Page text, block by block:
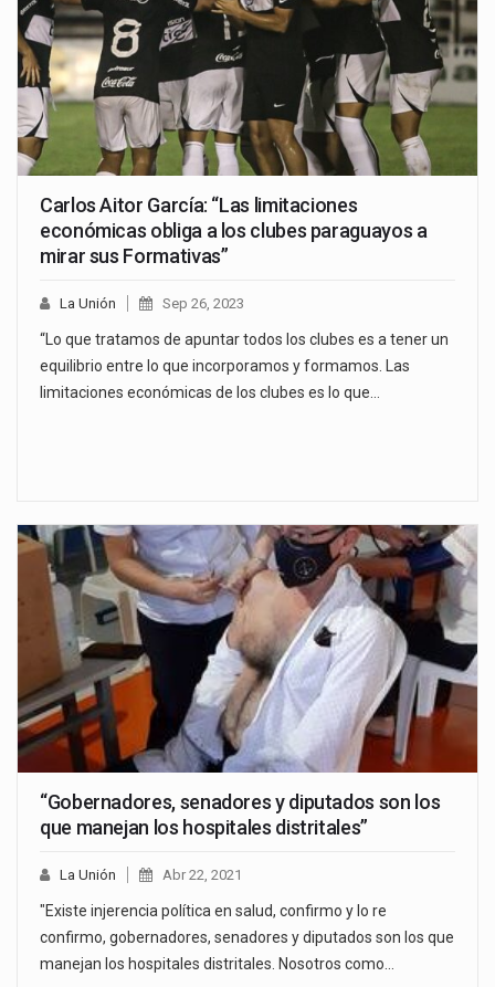
Carlos Aitor García: “Las limitaciones
económicas obliga a los clubes paraguayos a
mirar sus Formativas”
La Unión Sep 26, 2023
“Lo que tratamos de apuntar todos los clubes es a tener un
equilibrio entre lo que incorporamos y formamos. Las
limitaciones económicas de los clubes es lo que…
“Gobernadores, senadores y diputados son los
que manejan los hospitales distritales”
La Unión Abr 22, 2021
"Existe injerencia política en salud, confirmo y lo re
confirmo, gobernadores, senadores y diputados son los que
manejan los hospitales distritales. Nosotros como…